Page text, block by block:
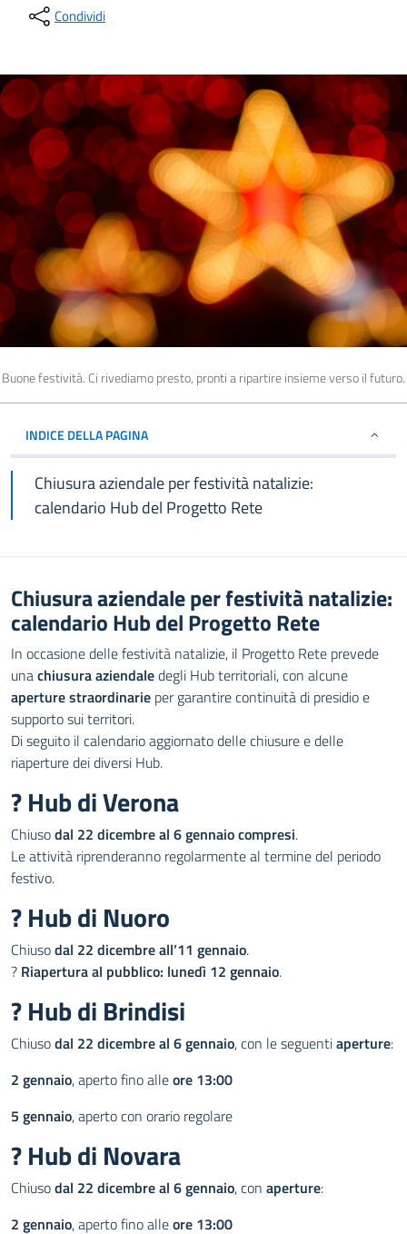
Condividi
Buone festività. Ci rivediamo presto, pronti a ripartire insieme verso il futuro.
INDICE DELLA PAGINA
Chiusura aziendale per festività natalizie:
calendario Hub del Progetto Rete
Chiusura aziendale per festività natalizie:
calendario Hub del Progetto Rete
In occasione delle festività natalizie, il Progetto Rete prevede
unachiusura aziendaledegli Hub territoriali, con alcune
aperture straordinarie per garantire continuità di presidio e
supporto sui territori.
Di seguito il calendario aggiornato delle chiusure e delle
riaperture dei diversi Hub.
? Hub di Verona
Chiusodal 22 dicembre al 6 gennaio compresi.
Le attività riprenderanno regolarmente al termine del periodo
festivo.
? Hub di Nuoro
Chiusodal 22 dicembre all’11 gennaio.
? Riapertura al pubblico: lunedì 12 gennaio.
? Hub di Brindisi
Chiusodal 22 dicembre al 6 gennaio, con le seguentiaperture:
2 gennaio, aperto fino alleore 13:00
5 gennaio, aperto con orario regolare
? Hub di Novara
Chiusodal 22 dicembre al 6 gennaio, con aperture:
2 gennaio, aperto fino alleore 13:00